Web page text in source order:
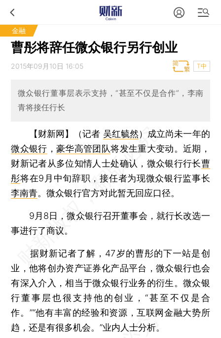
金融
曹彤将辞任微众银行另行创业
2015年09月10日 16:05 T中
微众银行董事层表示支持，“甚至不仅是合作”，李南
青将接任行长
【财新网】（记者 吴红毓然） 成立尚未一年的
微众银行 ，豪华高管团队将发生重大变动。近期，
财新记者从多位知情人士处确认，微众银行行长曹
彤将在9月中旬辞职，接任者为现微众银行监事长
李南青。微众银行官方对此暂无回应口径。
9月8日，微众银行召开董事会，就行长改选一
事进行了商议。
据财新记者了解，47岁的曹彤的下一站是创
业，他将创办资产证券化产品平台，微众银行也会
有深入介入，相当于微众银行业务的衍生。微众银
行董事层也很支持他的创业，“甚至不仅是合
作。”“他有丰富的经验和资源，互联网金融大势所
趋，还是有很多机会。”业内人士分析。